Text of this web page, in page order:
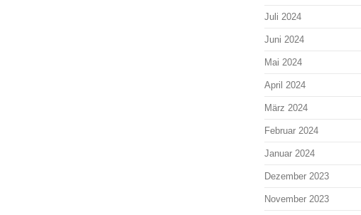
Juli 2024
Juni 2024
Mai 2024
April 2024
März 2024
Februar 2024
Januar 2024
Dezember 2023
November 2023